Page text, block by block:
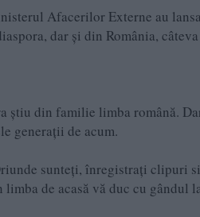
Afacerilor Externe au
dar şi din România,
din familie limba română.
generații de acum.
sunteți, înregistrați clipuri
de acasă vă duc cu gândul